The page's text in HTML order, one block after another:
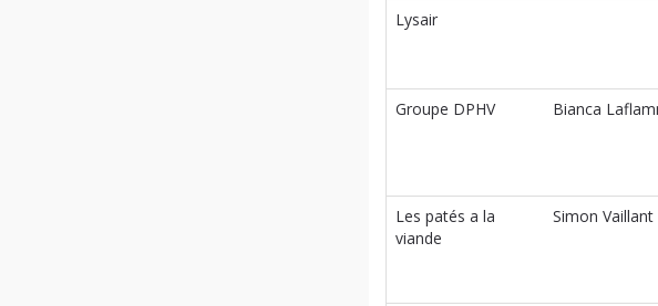
Lysair
Groupe DPHV Bianca
Les patés a la
viande
Simon Vaillant